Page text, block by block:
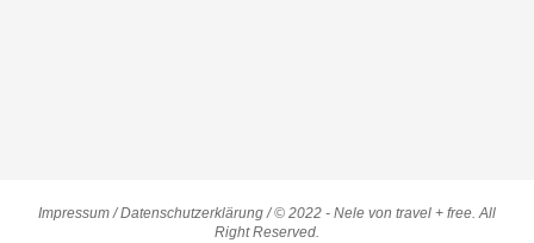
Impressum/Datenschutzerklärung/ © 2022 - Nele von travel + free. All
Right Reserved.